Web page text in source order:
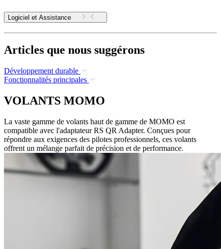
Logiciel et Assistance
Articles que nous suggérons
Développement durable
Fonctionnalités principales
VOLANTS MOMO
La vaste gamme de volants haut de gamme de MOMO est
compatible avec l'adaptateur RS QR Adapter. Conçues pour
répondre aux exigences des pilotes professionnels, ces volants
offrent un mélange parfait de précision et de performance.